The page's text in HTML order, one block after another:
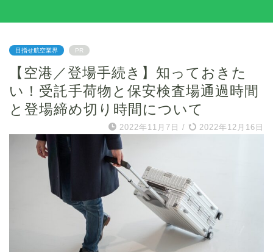
目指せ航空業界 PR
【空港／登場手続き】知っておきた
い！受託手荷物と保安検査場通過時間
と登場締め切り時間について
2022年11月7日 / 2022年12月16日